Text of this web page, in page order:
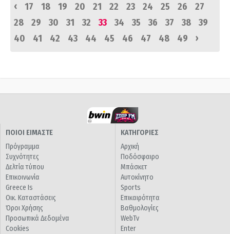
‹
17 18 19 20 21 22 23 24 25 26
27
28
29 30 31 32 33 34 35 36 37 38
39
40
41 42 43 44 45 46 47 48 49 ›
ΠΟΙΟΙ ΕΙΜΑΣΤΕ
Πρόγραμμα
Συχνότητες
Δελτία τύπου
Επικοινωνία
Greece Is
Οικ. Καταστάσεις
Όροι Χρήσης
Προσωπικά Δεδομένα
Cookies
ΚΑΤΗΓΟΡΙΕΣ
Αρχική
Ποδόσφαιρο
Μπάσκετ
Αυτοκίνητο
Sports
Επικαιρότητα
Βαθμολογίες
WebTv
Enter